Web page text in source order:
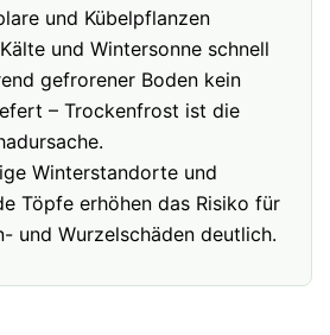
und Kübelpflanzen
und Wintersonne schnell
gefrorener Boden kein
– Trockenfrost ist die
Winterstandorte und
Töpfe erhöhen das Risiko für
und Wurzelschäden deutlich.